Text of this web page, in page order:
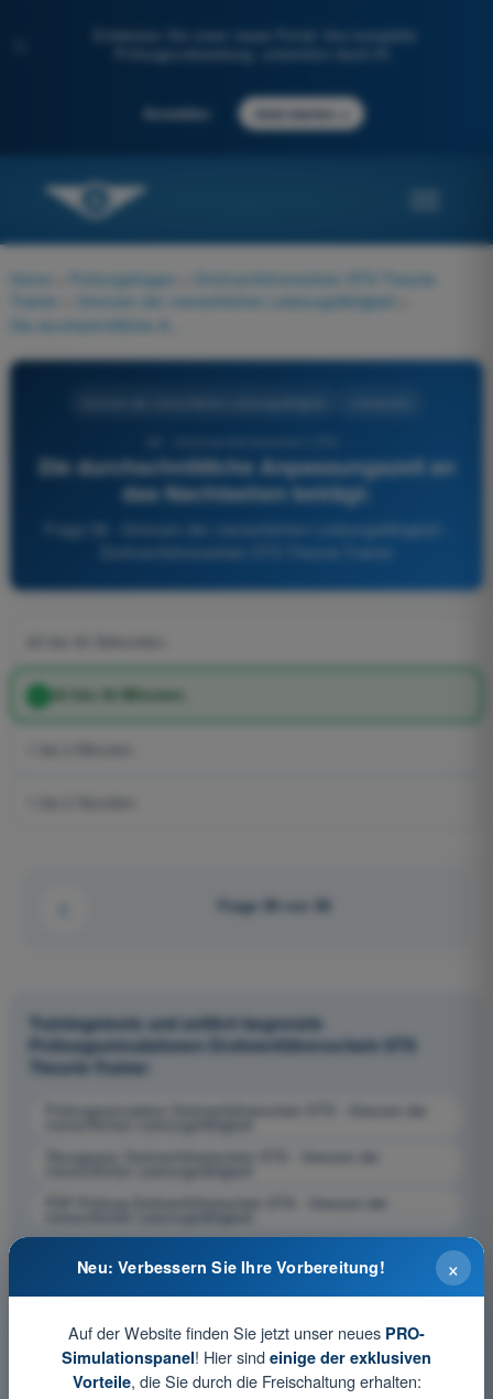
Entdecken Sie unser neues Portal: Ihre komplette
Prüfungsvorbereitung, unterstützt durch KI.
Anmelden Jetzt starten
Home Prüfungsfragen
Drohnenführerschein STS Theorie-
Trainer
Grenzen der menschlichen Leistungsfähigkeit
Die durchschnittliche Anpassungszeit an
das Nachtsehen beträgt:
Frage 58 - Grenzen der menschlichen Leistungsfähigkeit -
20 bis 30 Minuten.
Frage 58 von 58
Trainingstests und zeitlich begrenzte
Prüfungssimulationen Drohnenführerschein STS
Theorie-Trainer
Prüfungssimulation Drohnenführerschein STS - Grenzen der
Übungsquiz Drohnenführerschein STS - Grenzen der
PDF-Prüfung Drohnenführerschein STS - Grenzen der
×
Neu: Verbessern Sie Ihre Vorbereitung!
Auf der Website finden Sie jetzt unser neues PRO-
Simulationspanel! Hier sind einige der exklusiven
Vorteile, die Sie durch die Freischaltung erhalten: